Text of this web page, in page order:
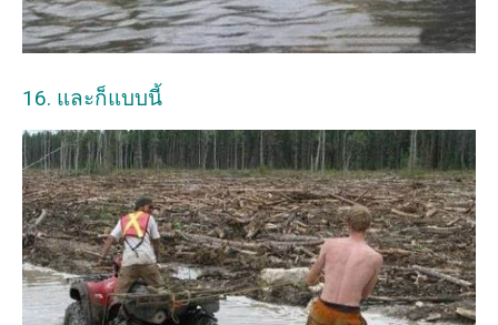
16. และก็แบบนี้